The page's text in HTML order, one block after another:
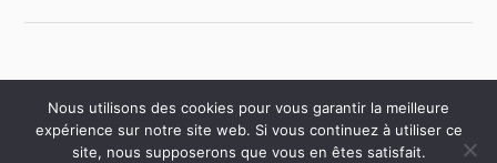
FIÈREMENT PROPULSÉ PAR WORDPRESS & THÈME LOVECRAFT
Nous utilisons des cookies pour vous garantir la meilleure
expérience sur notre site web. Si vous continuez à utiliser ce
site, nous supposerons que vous en êtes satisfait.